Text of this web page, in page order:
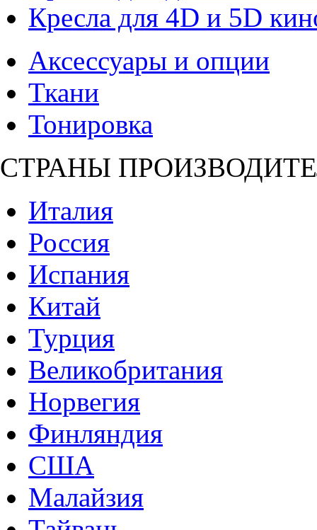
Кресла для 4D и 5D
Аксессуары и опции
Ткани
Тонировка
СТРАНЫ
Италия
Россия
Испания
Китай
Турция
Великобритания
Норвегия
Финляндия
США
Малайзия